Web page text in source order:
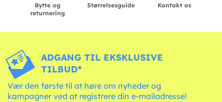
Bytte og
returnering
Størrelsesguide Kontakt os
ADGANG TIL EKSKLUSIVE
TILBUD*
Vær den første til at høre om nyheder og
kampagner ved at registrere din e-mailadresse!